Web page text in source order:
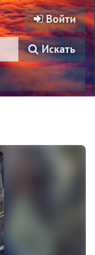
Войти
Искать